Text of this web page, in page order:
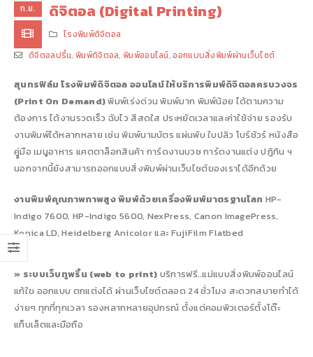
ก.ย.
ดิจิตอล (Digital Printing)
โรงพิมพ์ดิจิตอล
ดิจิตอลปริ้น,พิมพ์ดิจิตอล,พิมพ์ออนไลน์,ออกแบบสิ่งพิมพ์ผ่านเว็บไซต์
สุนทรฟิล์ม โรงพิมพ์ดิจิตอล ออนไลน์ ให้บริการพิมพ์ดิจิตอลครบวงจร
(Print On Demand)พิมพ์เร่งด่วน พิมพ์มาก พิมพ์น้อย ได้ตามความ
ต้องการ ได้งานรวดเร็ว ฉับไว สีสดใส ประหยัดเวลาและค่าใช้จ่าย รองรับ
งานพิมพ์ได้หลากหลาย เช่น พิมพ์นามบัตร แผ่นพับ ใบปลิว โบร์ชัวร์ หนังสือ
คูู่มือ เมนูอาหาร แคตตาล็อกสินค้า การ์ดงานบวช การ์ดงานแต่ง ปฎิทิน ฯ
นอกจากนี้ยังสามารถออกแบบสิ่งพิมพ์ผ่านเว็บไซต์ของเราได้อีกด้วย
งานพิมพ์คุณภาพภาพสูง พิมพ์ด้วยเครื่องพิมพ์มาตรฐานโลก HP-
Indigo 7600, HP-Indigo 5600, NexPress, Canon ImagePress,
Konica LD, Heidelberg Anicolor และ FujiFilm Flatbed
» ระบบเว็บทูพริ้น (web to print) บริการฟรี..แม่แบบสิ่งพิมพ์ออนไลน์
แก้ใข ออกแบบ ตกแต่งได้ ผ่านเว็บไซต์ตลอด 24 ชั่วโมง สะดวกสบายทำได้
ง่ายๆ ทุกที่ทุกเวลา รองหลากหลายอุปกรณ์ ตั้งแต่คอมพิวเตอร์ตั้งโต๊ะ
แท็บเล็ตและมือถือ